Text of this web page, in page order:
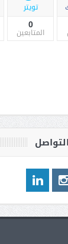
تويتر
0
المتابعين